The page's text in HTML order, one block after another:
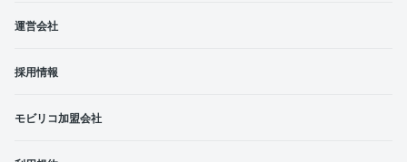
運営会社
採用情報
モビリコ加盟会社